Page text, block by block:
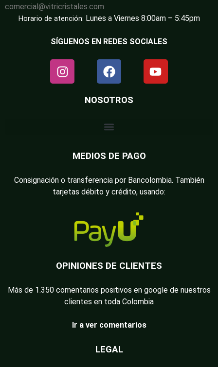
comercial@vitricristales.com
Horario de atención: Lunes a Viernes 8:00am – 5:45pm
SÍGUENOS EN REDES SOCIALES
NOSOTROS
MEDIOS DE PAGO
Consignación o transferencia por Bancolombia. También
tarjetas débito y crédito, usando:
OPINIONES DE CLIENTES
Más de 1.350 comentarios positivos en google de nuestros
clientes en toda Colombia
Ir a ver comentarios
LEGAL